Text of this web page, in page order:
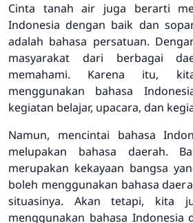
Cinta tanah air juga berarti
Indonesia dengan baik dan
adalah bahasa persatuan.
masyarakat dari berbagai
memahami. Karena itu,
menggunakan bahasa
kegiatan belajar, upacara, dan
Namun, mencintai bahasa
melupakan bahasa daerah.
merupakan kekayaan bangsa
boleh menggunakan bahasa
situasinya. Akan tetapi, kita
menggunakan bahasa Indonesia